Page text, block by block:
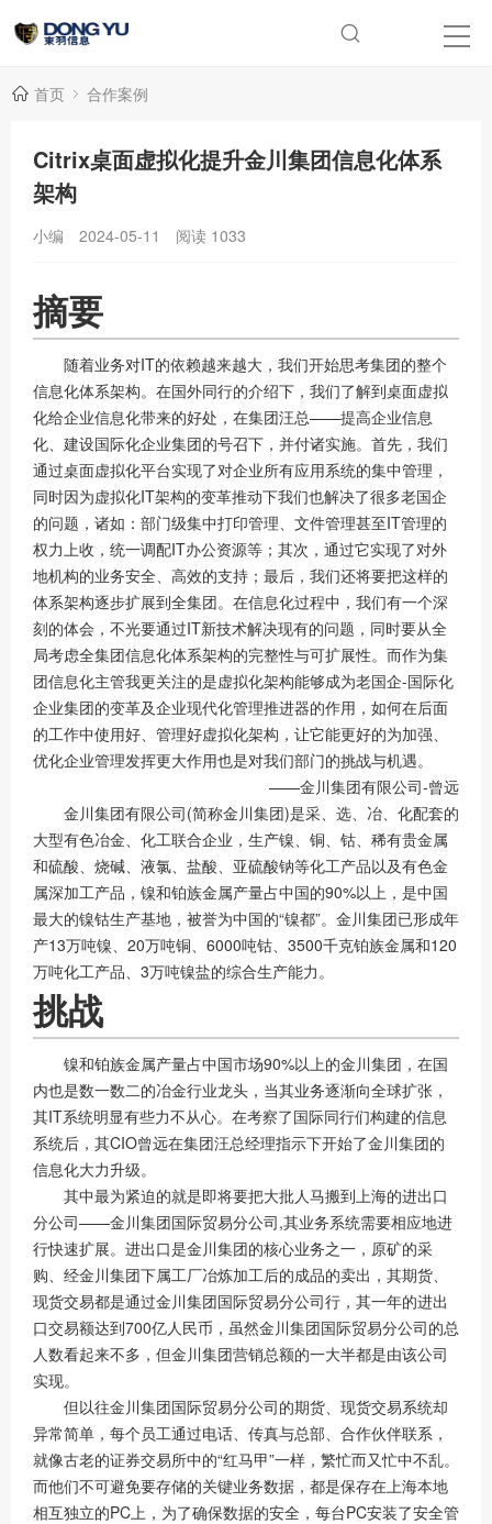
首页 合作案例
Citrix桌面虚拟化提升金川集团信息化体系
架构
小编 2024-05-11 阅读 1033
摘要
随着业务对IT的依赖越来越大，我们开始思考集团的整个
信息化体系架构。在国外同行的介绍下，我们了解到桌面虚拟
化给企业信息化带来的好处，在集团汪总——提高企业信息
化、建设国际化企业集团的号召下，并付诸实施。首先，我们
通过桌面虚拟化平台实现了对企业所有应用系统的集中管理，
同时因为虚拟化IT架构的变革推动下我们也解决了很多老国企
的问题，诸如：部门级集中打印管理、文件管理甚至IT管理的
权力上收，统一调配IT办公资源等；其次，通过它实现了对外
地机构的业务安全、高效的支持；最后，我们还将要把这样的
体系架构逐步扩展到全集团。在信息化过程中，我们有一个深
刻的体会，不光要通过IT新技术解决现有的问题，同时要从全
局考虑全集团信息化体系架构的完整性与可扩展性。而作为集
团信息化主管我更关注的是虚拟化架构能够成为老国企-国际化
企业集团的变革及企业现代化管理推进器的作用，如何在后面
的工作中使用好、管理好虚拟化架构，让它能更好的为加强、
优化企业管理发挥更大作用也是对我们部门的挑战与机遇。
——金川集团有限公司-曾远
金川集团有限公司(简称金川集团)是采、选、冶、化配套的
大型有色冶金、化工联合企业，生产镍、铜、钴、稀有贵金属
和硫酸、烧碱、液氯、盐酸、亚硫酸钠等化工产品以及有色金
属深加工产品，镍和铂族金属产量占中国的90%以上，是中国
最大的镍钴生产基地，被誉为中国的“镍都”。金川集团已形成年
产13万吨镍、20万吨铜、6000吨钴、3500千克铂族金属和120
万吨化工产品、3万吨镍盐的综合生产能力。
挑战
镍和铂族金属产量占中国市场90%以上的金川集团，在国
内也是数一数二的冶金行业龙头，当其业务逐渐向全球扩张，
其IT系统明显有些力不从心。在考察了国际同行们构建的信息
系统后，其CIO曾远在集团汪总经理指示下开始了金川集团的
信息化大力升级。
其中最为紧迫的就是即将要把大批人马搬到上海的进出口
分公司——金川集团国际贸易分公司,其业务系统需要相应地进
行快速扩展。进出口是金川集团的核心业务之一，原矿的采
购、经金川集团下属工厂冶炼加工后的成品的卖出，其期货、
现货交易都是通过金川集团国际贸易分公司行，其一年的进出
口交易额达到700亿人民币，虽然金川集团国际贸易分公司的总
人数看起来不多，但金川集团营销总额的一大半都是由该公司
实现。
但以往金川集团国际贸易分公司的期货、现货交易系统却
异常简单，每个员工通过电话、传真与总部、合作伙伴联系，
就像古老的证券交易所中的“红马甲”一样，繁忙而又忙中不乱。
而他们不可避免要存储的关键业务数据，都是保存在上海本地
相互独立的PC上，为了确保数据的安全，每台PC安装了安全管